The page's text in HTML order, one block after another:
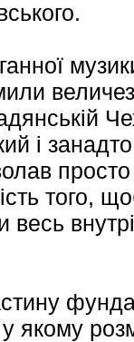
і
того,
весь
якому